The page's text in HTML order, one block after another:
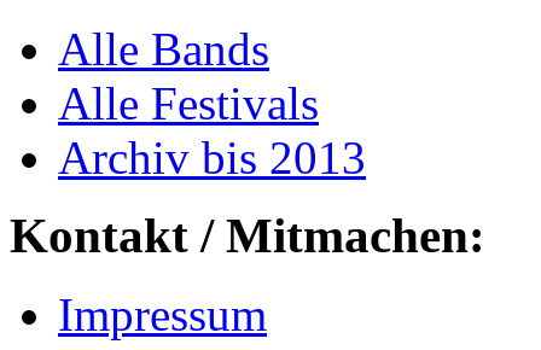
Alle Bands
Alle Festivals
Archiv bis 2013
Kontakt / Mitmachen:
Impressum